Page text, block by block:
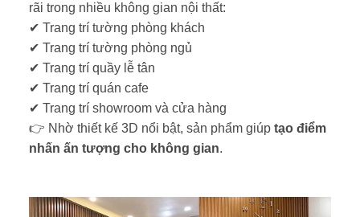
rãi trong nhiều không gian nội thất:
✔ Trang trí tường phòng khách
✔ Trang trí tường phòng ngủ
✔ Trang trí quầy lễ tân
✔ Trang trí quán cafe
✔ Trang trí showroom và cửa hàng
👉 Nhờ thiết kế 3D nổi bật, sản phẩm giúp tạo điểm
nhấn ấn tượng cho không gian.